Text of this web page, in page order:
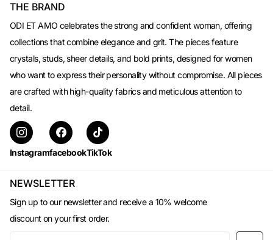
THE BRAND
ODI ET AMO celebrates the strong and confident woman, offering
collections that combine elegance and grit. The pieces feature
crystals, studs, sheer details, and bold prints, designed for women
who want to express their personality without compromise. All pieces
are crafted with high-quality fabrics and meticulous attention to
detail.
InstagramfacebookTikTok
NEWSLETTER
Sign up to our newsletter and receive a 10% welcome
discount on your first order.